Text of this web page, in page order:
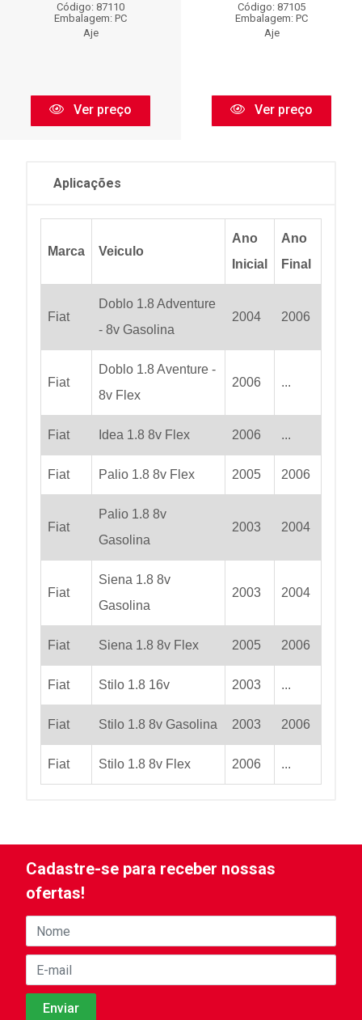
Código: 87110
Embalagem: PC
Aje
Ver preço
Código: 87105
Embalagem: PC
Aje
Ver preço
Aplicações
Marca Veiculo
Ano
Inicial
Ano
Final
Fiat
Doblo 1.8 Adventure
- 8v Gasolina
2004 2006
Fiat
Doblo 1.8 Aventure -
8v Flex
2006 ...
Fiat Idea 1.8 8v Flex 2006 ...
Fiat Palio 1.8 8v Flex 2005 2006
Fiat
Palio 1.8 8v
Gasolina
2003 2004
Fiat
Siena 1.8 8v
Gasolina
2003 2004
Fiat Siena 1.8 8v Flex 2005 2006
Fiat Stilo 1.8 16v 2003 ...
Fiat Stilo 1.8 8v Gasolina 2003 2006
Fiat Stilo 1.8 8v Flex 2006 ...
Cadastre-se para receber nossas
ofertas!